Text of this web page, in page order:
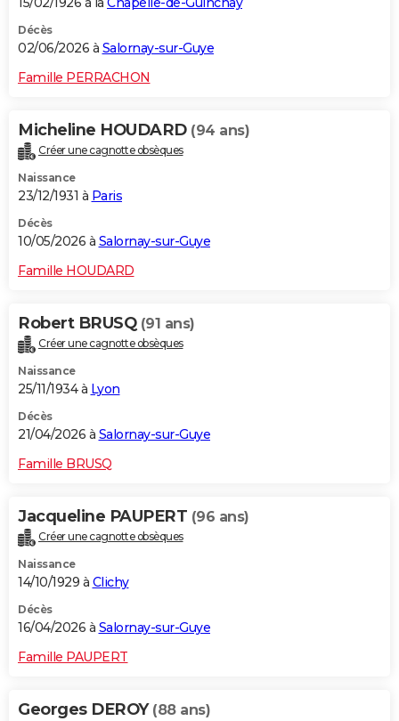
Décès
02/06/2026 à Salornay-sur-Guye
Famille PERRACHON
Micheline HOUDARD (94 ans)
Créer une cagnotte obsèques
Naissance
23/12/1931 à Paris
Décès
10/05/2026 à Salornay-sur-Guye
Famille HOUDARD
Robert BRUSQ (91 ans)
Créer une cagnotte obsèques
Naissance
25/11/1934 à Lyon
Décès
21/04/2026 à Salornay-sur-Guye
Famille BRUSQ
Jacqueline PAUPERT (96 ans)
Créer une cagnotte obsèques
Naissance
14/10/1929 à Clichy
Décès
16/04/2026 à Salornay-sur-Guye
Famille PAUPERT
Georges DEROY (88 ans)